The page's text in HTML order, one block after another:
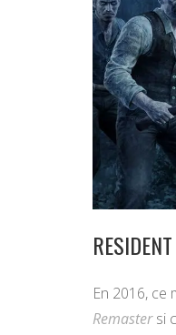
En 2016, ce
Remastersi